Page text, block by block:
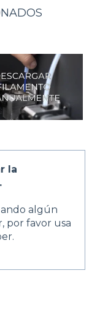
la
algún
por favor usa